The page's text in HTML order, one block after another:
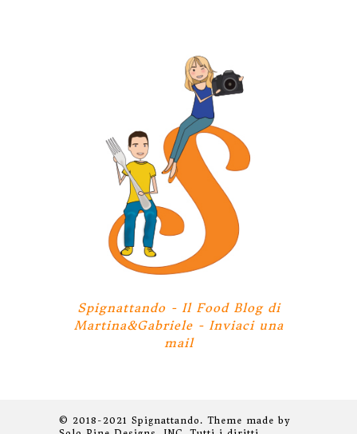
Spignattando - Il Food Blog di
Martina&Gabriele - Inviaci una
mail
© 2018-2021 Spignattando. Theme made by